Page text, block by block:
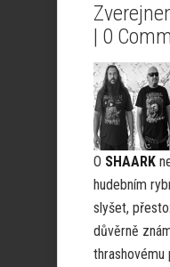
| 0
O SHAARK
hudebním
slyšet,
důvěrně
thrashovému